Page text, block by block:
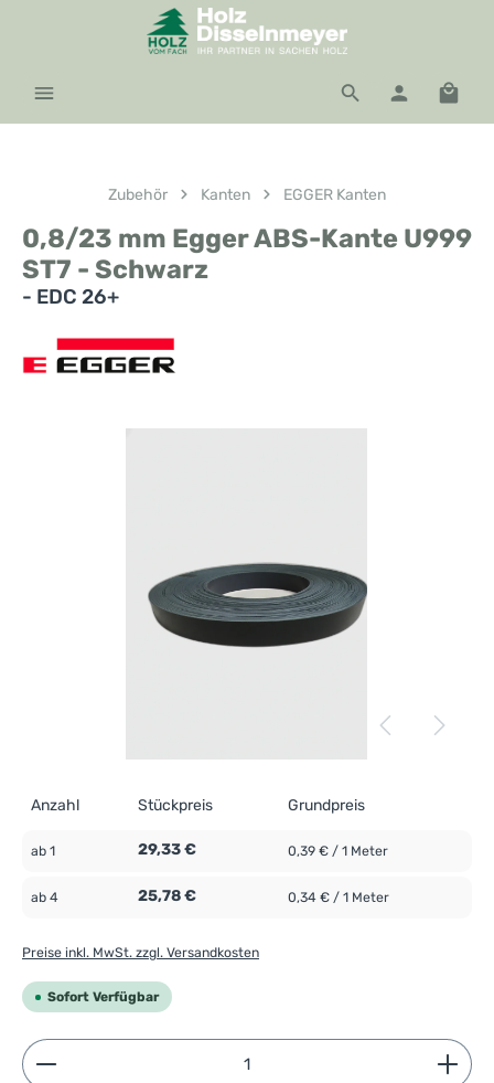
Zum Hauptinhalt springen
Zubehör Kanten EGGER Kanten
0,8/23 mm Egger ABS-Kante U999
ST7 - Schwarz
- EDC 26+
Anzahl Stückpreis Grundpreis
ab 1 29,33 € 0,39 € / 1 Meter
ab 4 25,78 € 0,34 € / 1 Meter
Preise inkl. MwSt. zzgl. Versandkosten
Sofort Verfügbar
Produkt Anzahl: Gib den gewünschten Wert ein